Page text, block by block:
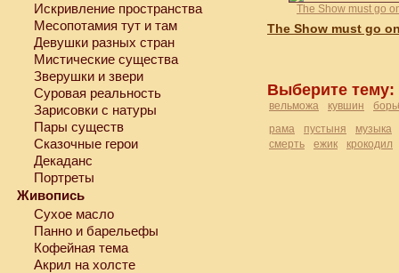
Искривление пространства
Месопотамия тут и там
Девушки разных стран
Мистические существа
Зверушки и звери
Суровая реальность
Зарисовки с натуры
Пары существ
Сказочные герои
Декаданс
Портреты
Живопись
Сухое масло
Панно и барельефы
Кофейная тема
Акрил на холсте
The Show must go
The Show must go
Выберите тему:
вельможа кувшин
рама
пустыня
музыка
смерть
ежик крокодил